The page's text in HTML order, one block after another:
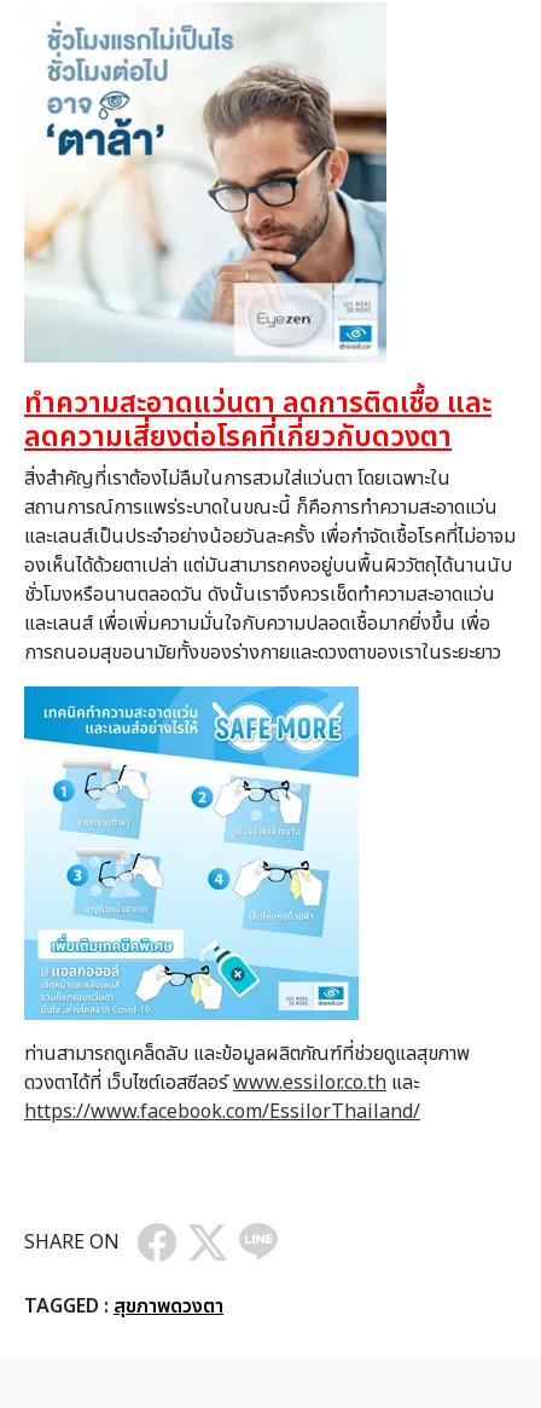
ทำความสะอาดแว่นตา ลดการติดเชื้อ และ
ลดความเสี่ยงต่อโรคที่เกี่ยวกับดวงตา
สิ่งสำคัญที่เราต้องไม่ลืมในการสวมใส่แว่นตา โดยเฉพาะใน
สถานการณ์การแพร่ระบาดในขณะนี้ ก็คือการทำความสะอาดแว่น
และเลนส์เป็นประจำอย่างน้อยวันละครั้ง เพื่อกำจัดเชื้อโรคที่ไม่อาจม
องเห็นได้ด้วยตาเปล่า แต่มันสามารถคงอยู่บนพื้นผิววัตถุได้นานนับ
ชั่วโมงหรือนานตลอดวัน ดังนั้นเราจึงควรเช็ดทำความสะอาดแว่น
และเลนส์ เพื่อเพิ่มความมั่นใจกับความปลอดเชื้อมากยิ่งขึ้น เพื่อ
การถนอมสุขอนามัยทั้งของร่างกายและดวงตาของเราในระยะยาว
ท่านสามารถดูเคล็ดลับ และข้อมูลผลิตภัณฑ์ที่ช่วยดูแลสุขภาพ
ดวงตาได้ที่ เว็บไซต์เอสซีลอร์www.essilor.co.th และ
https://www.facebook.com/EssilorThailand/
SHARE ON
TAGGED : สุขภาพดวงตา